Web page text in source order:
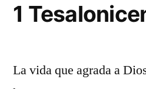
1
La vida que agrada a